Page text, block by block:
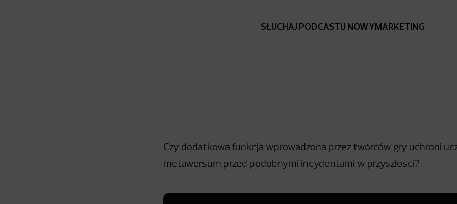
SŁUCHAJ PODCASTU NOWYMARKETING
Czy dodatkowa funkcja wprowadzona przez twórców gry uchroni
metawersum przed podobnymi incydentami w przyszłości?